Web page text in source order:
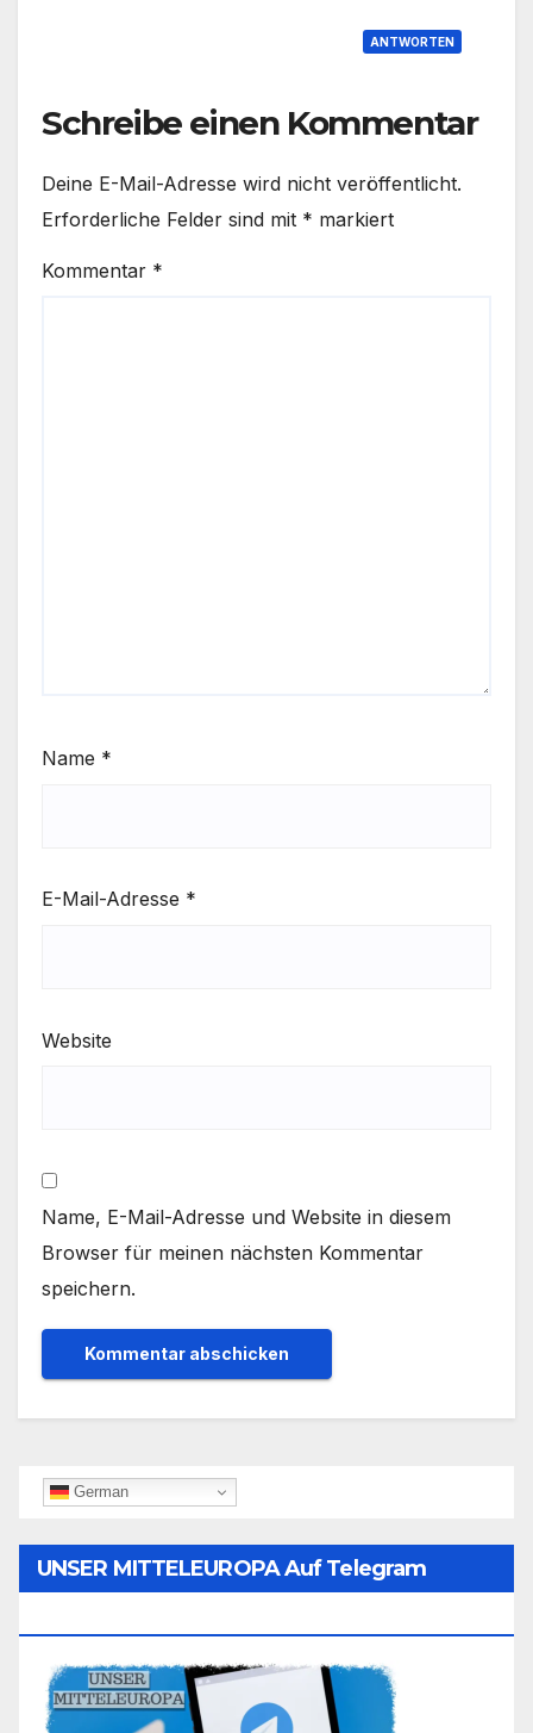
ANTWORTEN
Schreibe einen Kommentar
Deine E-Mail-Adresse wird nicht veröffentlicht.
Erforderliche Felder sind mit * markiert
Kommentar *
Name *
E-Mail-Adresse *
Website
Name, E-Mail-Adresse und Website in diesem
Browser für meinen nächsten Kommentar
speichern.
German
UNSER MITTELEUROPA Auf Telegram